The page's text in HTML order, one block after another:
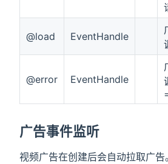
@load EventHandle
@error EventHandle
广告事件监听
视频广告在创建后会自动拉取广